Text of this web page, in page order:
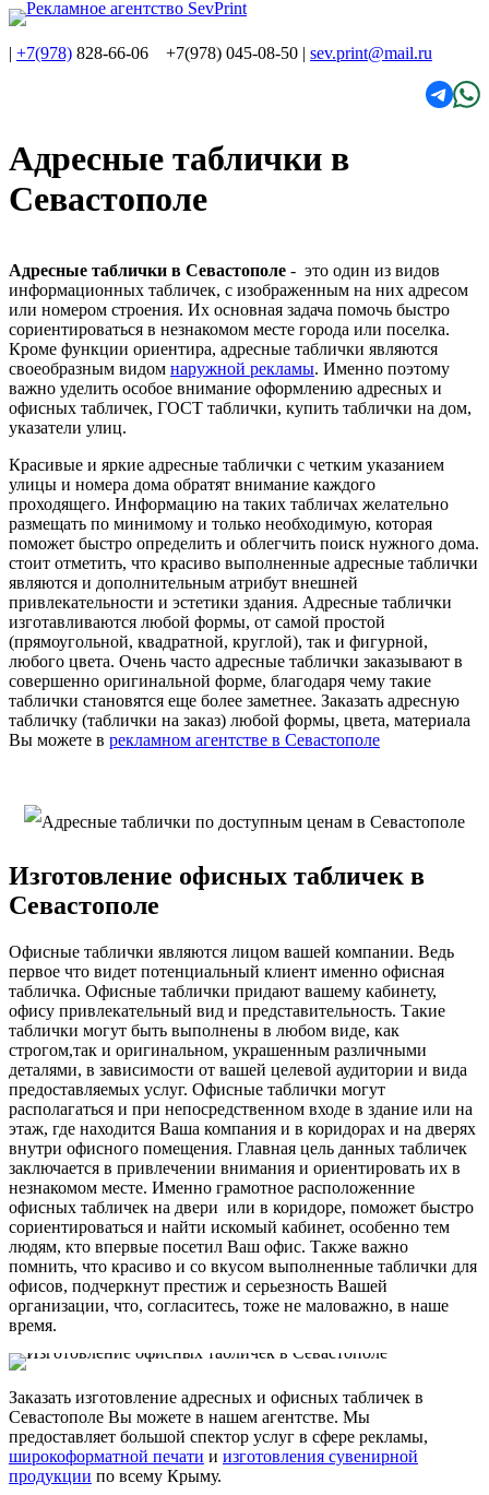
| +7(978) 828-66-06 +7(978) 045-08-50 | sev.print@mail.ru
Адресные таблички в
Севастополе
Адресные таблички в Севастополе - это один из видов
информационных табличек, с изображенным на них адресом
или номером строения. Их основная задача помочь быстро
сориентироваться в незнакомом месте города или поселка.
Кроме функции ориентира, адресные таблички являются
своеобразным видом наружной рекламы. Именно поэтому
важно уделить особое внимание оформлению адресных и
офисных табличек, ГОСТ таблички, купить таблички на дом,
указатели улиц.
Красивые и яркие адресные таблички с четким указанием
улицы и номера дома обратят внимание каждого
проходящего. Информацию на таких табличах желательно
размещать по минимому и только необходимую, которая
поможет быстро определить и облегчить поиск нужного дома.
стоит отметить, что красиво выполненные адресные таблички
являются и дополнительным атрибут внешней
привлекательности и эстетики здания. Адресные таблички
изготавливаются любой формы, от самой простой
(прямоугольной, квадратной, круглой), так и фигурной,
любого цвета. Очень часто адресные таблички заказывают в
совершенно оригинальной форме, благодаря чему такие
таблички становятся еще более заметнее. Заказать адресную
табличку (таблички на заказ) любой формы, цвета, материала
Вы можете в рекламном агентстве в Севастополе
Изготовление офисных табличек в
Севастополе
Офисные таблички являются лицом вашей компании. Ведь
первое что видет потенциальный клиент именно офисная
табличка. Офисные таблички придают вашему кабинету,
офису привлекательный вид и представительность. Такие
таблички могут быть выполнены в любом виде, как
строгом,так и оригинальном, украшенным различными
деталями, в зависимости от вашей целевой аудитории и вида
предоставляемых услуг. Офисные таблички могут
располагаться и при непосредственном входе в здание или на
этаж, где находится Ваша компания и в коридорах и на дверях
внутри офисного помещения. Главная цель данных табличек
заключается в привлечении внимания и ориентировать их в
незнакомом месте. Именно грамотное расположенние
офисных табличек на двери или в коридоре, поможет быстро
сориентироваться и найти искомый кабинет, особенно тем
людям, кто впервые посетил Ваш офис. Также важно
помнить, что красиво и со вкусом выполненные таблички для
офисов, подчеркнут престиж и серьезность Вашей
организации, что, согласитесь, тоже не маловажно, в наше
время.
Заказать изготовление адресных и офисных табличек в
Севастополе Вы можете в нашем агентстве. Мы
предоставляет большой спектор услуг в сфере рекламы,
широкоформатной печати и изготовления сувенирной
продукции по всему Крыму.